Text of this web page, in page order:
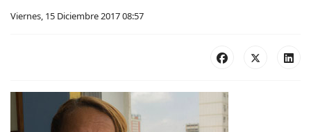
Viernes, 15 Diciembre 2017 08:57